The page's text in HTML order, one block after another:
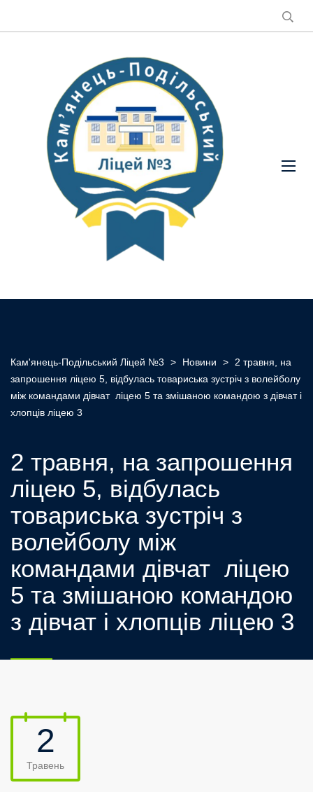
Кам'янець-Подільський Ліцей №3 > Новини > 2 травня, на
запрошення ліцею 5, відбулась товариська зустріч з волейболу
між командами дівчат ліцею 5 та змішаною командою з дівчат і
хлопців ліцею 3
2 травня, на запрошення
ліцею 5, відбулась
товариська зустріч з
волейболу між
командами дівчат ліцею
5 та змішаною командою
з дівчат і хлопців ліцею 3
2
Травень